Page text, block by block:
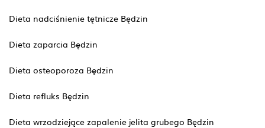
Dieta nadciśnienie tętnicze Będzin
Dieta zaparcia Będzin
Dieta osteoporoza Będzin
Dieta refluks Będzin
Dieta wrzodziejące zapalenie jelita grubego Będzin